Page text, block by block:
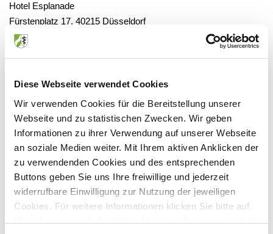
Diese Webseite verwendet Cookies
Wir verwenden Cookies für die Bereitstellung unserer
Webseite und zu statistischen Zwecken. Wir geben
Informationen zu ihrer Verwendung auf unserer Webseite
an soziale Medien weiter. Mit Ihrem aktiven Anklicken der
zu verwendenden Cookies und des entsprechenden
Buttons geben Sie uns Ihre freiwillige und jederzeit
widerrufbare Einwilligung zur Nutzung der jeweiligen
Cookies. Für weitere Informationen klicken Sie bitte auf
"Details anzeigen". Die Möglichkeit zur Änderung besteht
Hotel Esplanade
Fürstenplatz 17, 40215 Düsseldorf
Anbieter:
SchmerzInstitut Düsseldorf - Institut für Schmerztherapie
und Fortbildung
Ansprechpartner:
Friedrichstr. 13-15
40217 Düsseldorf
Tel:
0211/6916837
Fax:0211/384478-14
Mail:info@schmerzinstitut-duesseldorf.de